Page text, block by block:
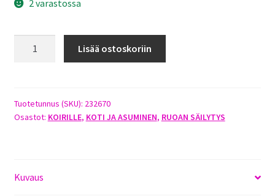
2 varastossa
määrä
Lisää ostoskoriin
Tuotetunnus (SKU): 232670
Osastot: KOIRILLE, KOTI JA ASUMINEN, RUOAN SÄILYTYS
Kuvaus